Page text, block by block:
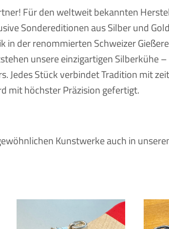
Für den weltweit bekannten
Sondereditionen aus Silber und
in der renommierten Schweizer
unsere einzigartigen Silberkühe
Jedes Stück verbindet Tradition mit
mit höchster Präzision gefertigt.
Kunstwerke auch in